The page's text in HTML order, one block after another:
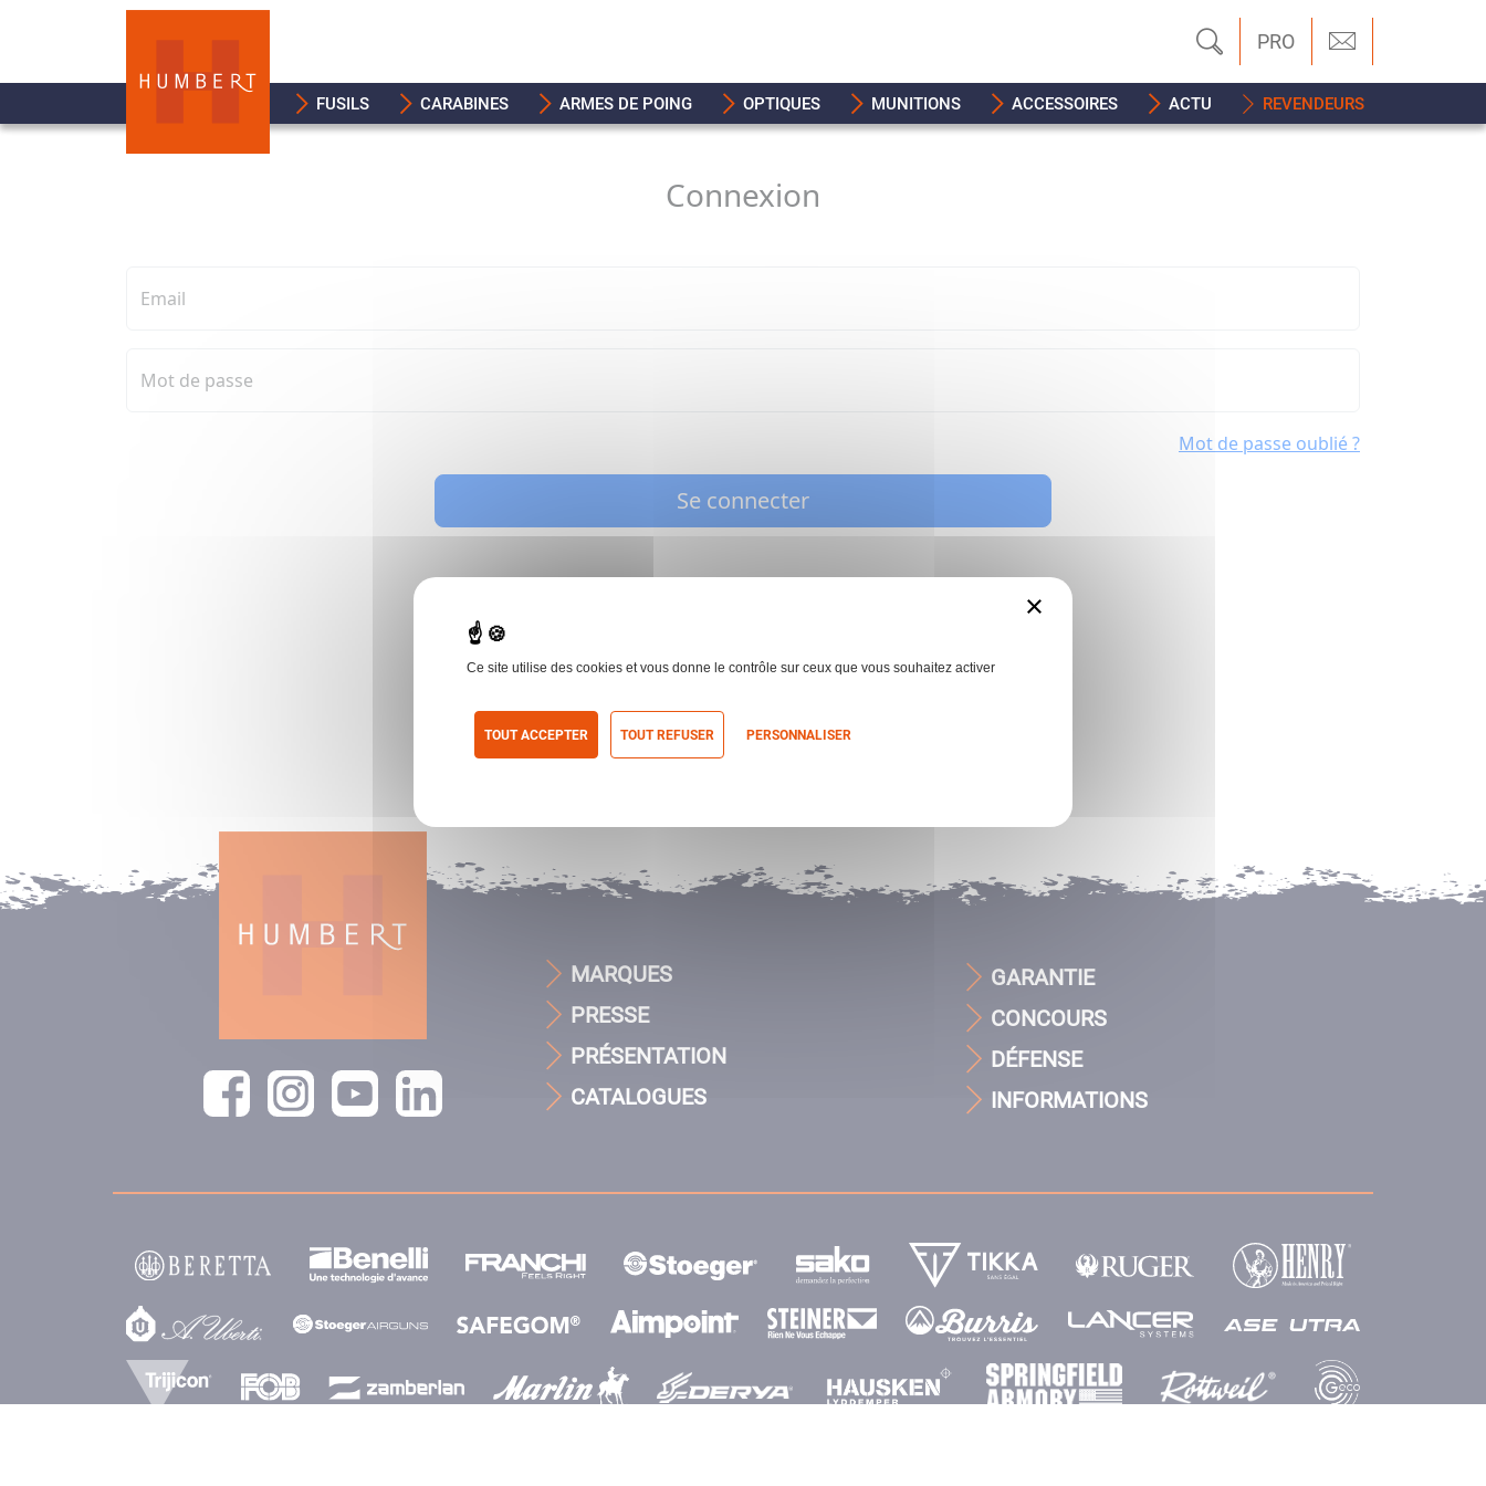
PRO
FUSILS CARABINES ARMES DE POING OPTIQUES MUNITIONS ACCESSOIRES ACTU REVENDEURS
Connexion
Email
Mot de passe
Mot de passe oublié ?
Se connecter
MARQUES
PRESSE
PRÉSENTATION
CATALOGUES
GARANTIE
CONCOURS
DÉFENSE
INFORMATIONS
×
Ce site utilise des cookies et vous donne le contrôle sur ceux que vous souhaitez activer
TOUT ACCEPTER TOUT REFUSER PERSONNALISER